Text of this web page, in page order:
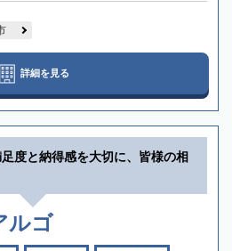
詳細を見る
足度と納得感を大切に、皆様の相
ルゴ